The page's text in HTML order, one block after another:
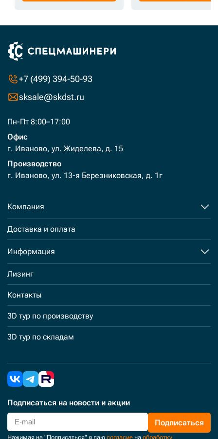
+7 (499) 394-50-93
sksale@skdst.ru
Пн-Пт 8:00–17:00
Офис
г. Иваново, ул. Жиделева, д. 15
Производство
г. Иваново, ул. 13-я Березниковская, д. 1г
Компания
Доставка и оплата
Информация
Лизинг
Контакты
3D тур по производству
3D тур по складам
Подписаться на новости и акции
Подписаться
Нажимая на "Подписаться" я даю согласие на обработку